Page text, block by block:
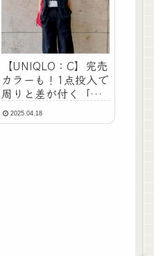
【UNIQLO：C】完売
カラーも！1点投入で
周りと差が付く「バ
ズりベスト」
2025.04.18